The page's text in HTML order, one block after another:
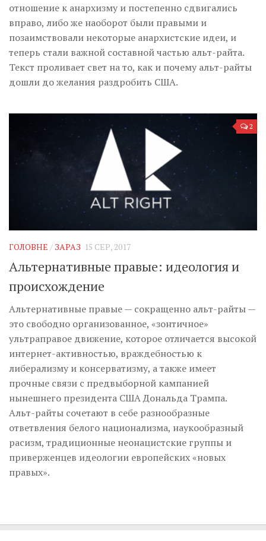
отношение к анархизму и постепенно сдвигались
вправо, либо же наоборот были правыми и
позаимствовали некоторые анархистские идеи, и
теперь стали важной составной частью альт-райта.
Текст проливает свет на то, как и почему альт-райты
дошли до желания раздробить США.
2
ГОЛОВНЕ / ЗАРАЗ 15 СЕР, 2017
Альтернативные правые: идеология и
происхождение
Альтернативные правые — сокращенно альт-райты —
это свободно организованное, «зонтичное»
ультраправое движение, которое отличается высокой
интернет-активностью, враждебностью к
либерализму и консерватизму, а также имеет
прочные связи с предвыборной кампанией
нынешнего президента США Дональда Трампа.
Альт-райты сочетают в себе разнообразные
ответвления белого национализма, наукообразный
расизм, традиционные неонацистские группы и
приверженцев идеологии европейских «новых
правых».